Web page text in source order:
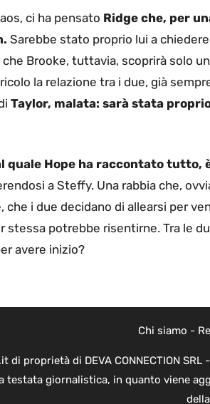
ci ha pensato Ridge che, per
Sarebbe stato proprio lui a
che Brooke, tuttavia, scoprirà solo
la relazione tra i due, già
Taylor, malata: sarà stata
quale Hope ha raccontato tutto,
a Steffy. Una rabbia che,
che i due decidano di allearsi per
stessa potrebbe risentirne. Tra le
avere inizio?
Chi siamo -
di proprietà di DEVA CONNECTION
testata giornalistica, in quanto viene